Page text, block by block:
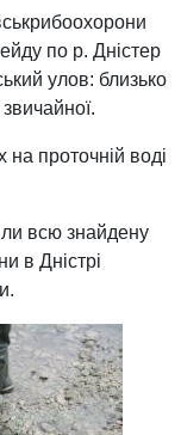
по р. Дністер
улов: близько
проточній воді
всю знайдену
в Дністрі